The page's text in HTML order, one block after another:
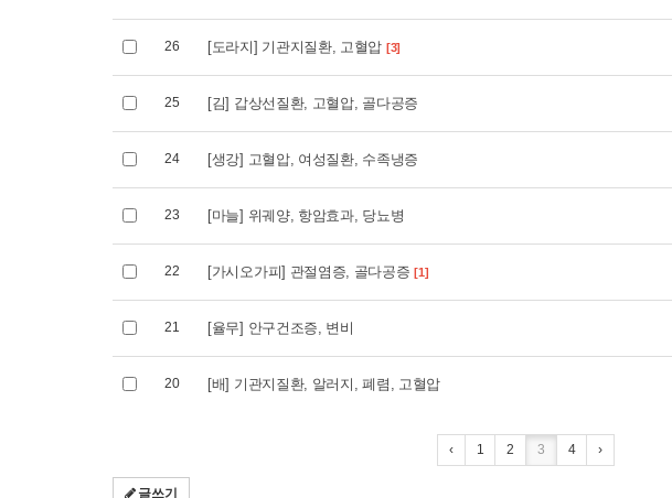
26 [도라지] 기관지질환, 고혈압 [3]
25 [김] 갑상선질환, 고혈압, 골다공증
24 [생강] 고혈압, 여성질환, 수족냉증
23 [마늘] 위궤양, 항암효과, 당뇨병
22 [가시오가피] 관절염증, 골다공증[1]
21 [율무] 안구건조증, 변비
20 [배] 기관지질환, 알러지, 폐렴, 고혈압
‹ 1 2 3 4 ›
글쓰기